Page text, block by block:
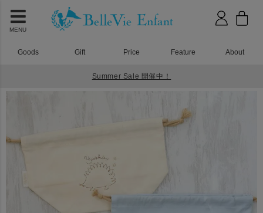
MENU
Goods Gift Price Feature About
Summer Sale 開催中！
ジョリー 巾着バッグ(中)